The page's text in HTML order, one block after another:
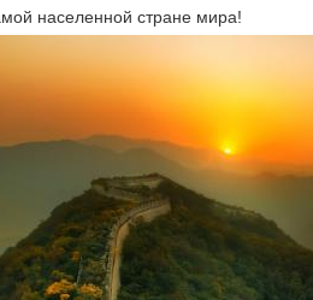
населенной стране мира!